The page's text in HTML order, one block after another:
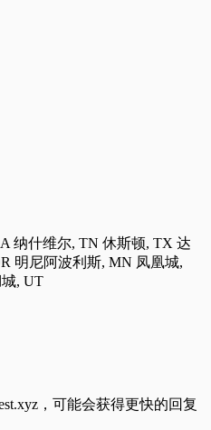
纳什维尔, TN 休斯顿, TX 达
明尼阿波利斯, MN 凤凰城,
, UT
，可能会获得更快的回复